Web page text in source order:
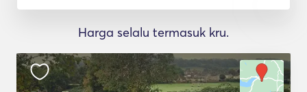
Harga selalu termasuk kru.